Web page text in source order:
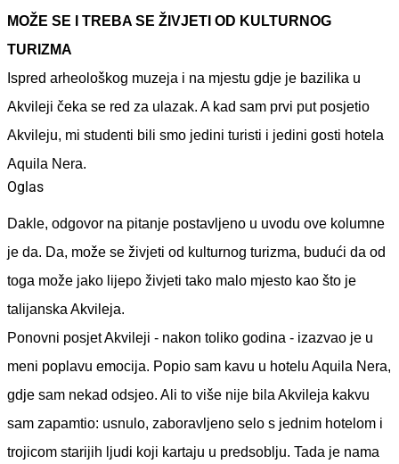
MOŽE SE I TREBA SE ŽIVJETI OD KULTURNOG
TURIZMA
Ispred arheološkog muzeja i na mjestu gdje je bazilika u
Akvileji čeka se red za ulazak. A kad sam prvi put posjetio
Akvileju, mi studenti bili smo jedini turisti i jedini gosti hotela
Aquila Nera.
Oglas
Dakle, odgovor na pitanje postavljeno u uvodu ove kolumne
je da. Da, može se živjeti od kulturnog turizma, budući da od
toga može jako lijepo živjeti tako malo mjesto kao što je
talijanska Akvileja.
Ponovni posjet Akvileji - nakon toliko godina - izazvao je u
meni poplavu emocija. Popio sam kavu u hotelu Aquila Nera,
gdje sam nekad odsjeo. Ali to više nije bila Akvileja kakvu
sam zapamtio: usnulo, zaboravljeno selo s jednim hotelom i
trojicom starijih ljudi koji kartaju u predsoblju. Tada je nama